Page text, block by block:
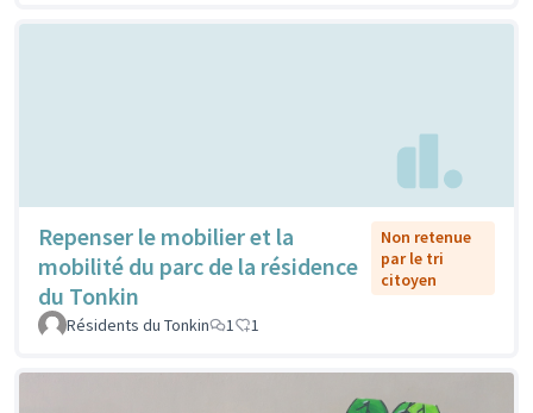
Repenser le mobilier et la
mobilité du parc de la résidence
du Tonkin
Non retenue
par le tri
citoyen
Résidents du Tonkin 1 1